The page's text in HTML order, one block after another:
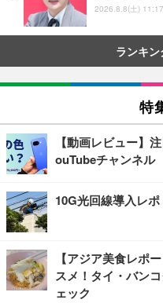
2026.8.8(土) 11:17
ランキ
特
【動画レビュー】
ouTubeチャンネル
10G光回線導入レポ
【アジア美食レポ
スメ！タイ・バン
ェック